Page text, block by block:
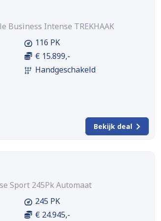
Business Intense TREKHAAK
116 PK
€ 15.899,-
Handgeschakeld
Bekijk deal
Sport 245Pk Automaat
245 PK
€ 24.945,-